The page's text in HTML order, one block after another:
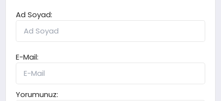
Ad Soyad:
E-Mail:
Yorumunuz: